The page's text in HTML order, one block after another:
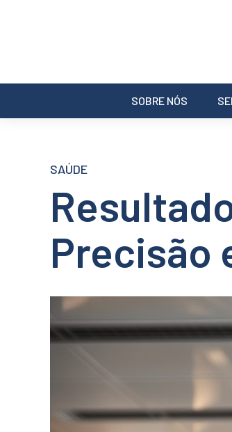
SOBRE NÓS
SAÚDE
Precisão